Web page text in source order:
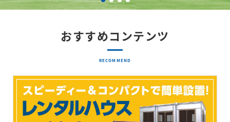
おすすめコンテンツ
RECOMMEND